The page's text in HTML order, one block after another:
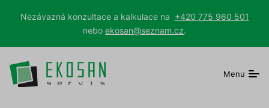
Nezávazná konzultace a kalkulace na +420 775 960 501
nebo ekosan@seznam.cz.
Menu